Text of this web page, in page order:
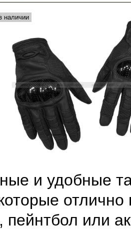
наличии
и удобные
пейнтбол или